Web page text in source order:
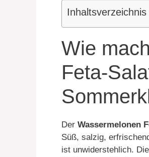
Inhaltsverzeichnis
Wie
Feta-
Der Wassermelonen
Süß, salzig,
ist unwiderstehlich.